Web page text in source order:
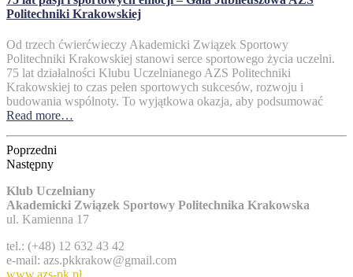
Politechniki Krakowskiej
Od trzech ćwierćwieczy Akademicki Związek Sportowy
Politechniki Krakowskiej stanowi serce sportowego życia uczelni.
75 lat działalności Klubu Uczelnianego AZS Politechniki
Krakowskiej to czas pełen sportowych sukcesów, rozwoju i
budowania wspólnoty. To wyjątkowa okazja, aby podsumować
Read more…
Poprzedni
Następny
Klub Uczelniany
Akademicki Związek Sportowy Politechnika Krakowska
ul. Kamienna 17
tel.: (+48) 12 632 43 42
e-mail: azs.pkkrakow@gmail.com